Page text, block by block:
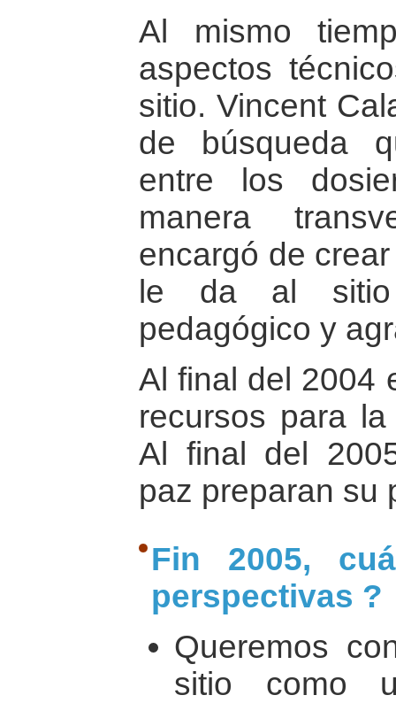
Al mismo
aspectos
sitio. Vincent
de búsqueda
entre los
manera
encargó de
le da al sitio
pedagógico y
Al final del 2004
recursos para
Al final del
paz preparan
Fin 2005,
perspectivas ?
Queremos
sitio como